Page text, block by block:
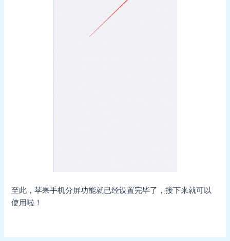
至此，苹果手机分屏功能就已经设置完毕了，接下来就可以
使用啦！